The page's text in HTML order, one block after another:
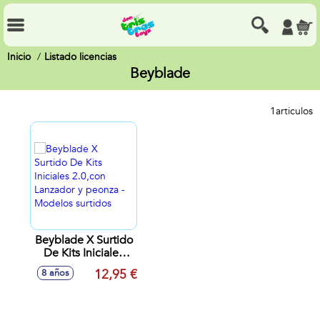
Inicio Listado licencias
Beyblade
1articulos
Beyblade X Surtido
De Kits Iniciales
2.0,con Lanzador y
peonza - Modelos
8 años 12,95 €